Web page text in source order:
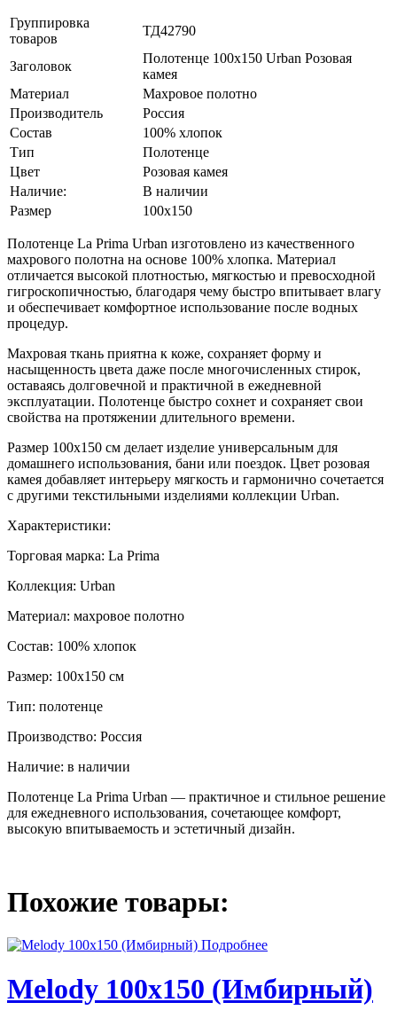
Группировка
товаров
ТД42790
Заголовок
Полотенце 100х150 Urban Розовая
камея
Материал
Махровое полотно
Производитель
Россия
Состав
100% хлопок
Тип
Полотенце
Цвет
Розовая камея
Наличие:
В наличии
Размер
100х150
Полотенце La Prima Urban изготовлено из качественного
махрового полотна на основе 100% хлопка. Материал
отличается высокой плотностью, мягкостью и превосходной
гигроскопичностью, благодаря чему быстро впитывает влагу
и обеспечивает комфортное использование после водных
процедур.
Махровая ткань приятна к коже, сохраняет форму и
насыщенность цвета даже после многочисленных стирок,
оставаясь долговечной и практичной в ежедневной
эксплуатации. Полотенце быстро сохнет и сохраняет свои
свойства на протяжении длительного времени.
Размер 100х150 см делает изделие универсальным для
домашнего использования, бани или поездок. Цвет розовая
камея добавляет интерьеру мягкость и гармонично сочетается
с другими текстильными изделиями коллекции Urban.
Характеристики:
Торговая марка: La Prima
Коллекция: Urban
Материал: махровое полотно
Состав: 100% хлопок
Размер: 100х150 см
Тип: полотенце
Производство: Россия
Наличие: в наличии
Полотенце La Prima Urban — практичное и стильное решение
для ежедневного использования, сочетающее комфорт,
высокую впитываемость и эстетичный дизайн.
Похожие товары:
Подробнее
Melody 100x150 (Имбирный)